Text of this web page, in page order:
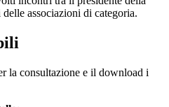
associazioni di categoria.
la consultazione e il download i